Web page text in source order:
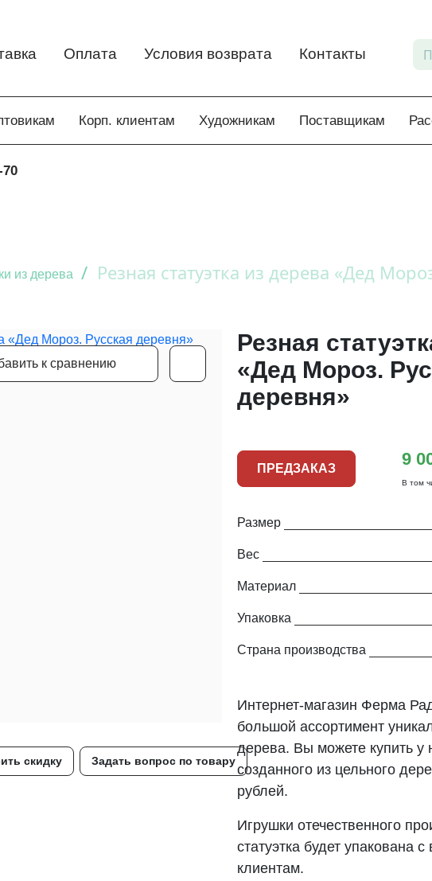
Оплата Условия возврата Контакты
Корп. клиентам Художникам Поставщикам
70
из дерева / Резная статуэтка из дерева «Дед
к сравнению
скидку Задать вопрос по товару
Резная
«Дед Мороз.
деревня»
ПРЕДЗАКАЗ 9
В том
Размер
Вес
Материал
Упаковка
Страна производства
Интернет-магазин Ферма
большой ассортимент
дерева. Вы можете купить у
созданного из цельного
рублей.
Игрушки отечественного
статуэтка будет упакована
клиентам.